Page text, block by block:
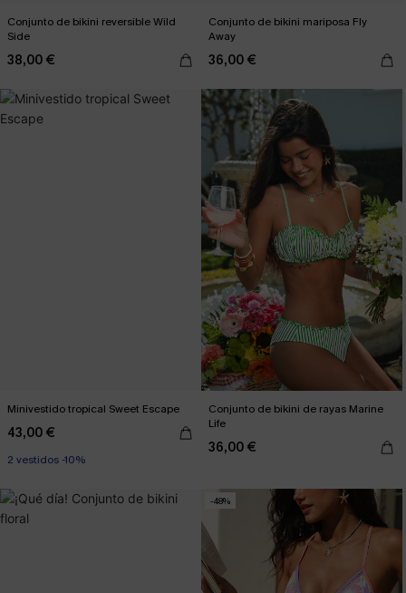
Conjunto de bikini reversible Wild
Side
38,00 €
Conjunto de bikini mariposa Fly
Away
36,00 €
Minivestido tropical Sweet Escape
43,00 €
2 vestidos -10%
Conjunto de bikini de rayas Marine
Life
36,00 €
-48%